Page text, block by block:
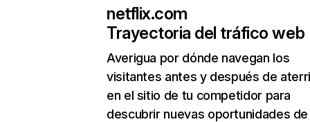
netflix.com
Trayectoria del tráfico web
Averigua por dónde navegan los
visitantes antes y después de
en el sitio de tu competidor para
descubrir nuevas oportunidades de